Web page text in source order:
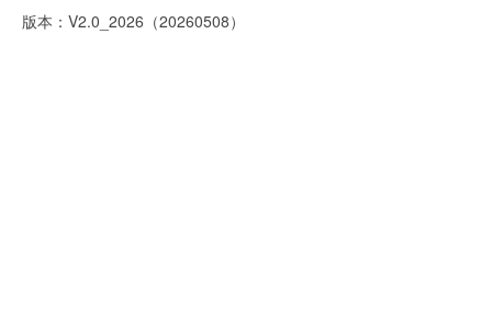
版本：V2.0_2026（20260508）